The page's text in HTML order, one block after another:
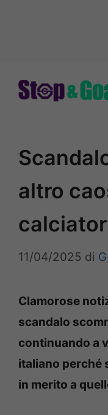
altro
11/04/2025 di
Clamorose
scandalo
continuando a
italiano perché
in merito a